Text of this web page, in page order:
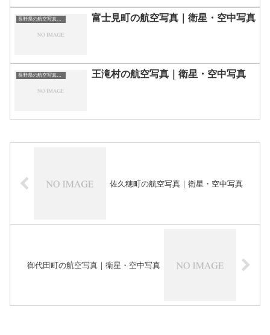
長野県の航空写真・空中写真 富士見町の航空写真｜衛星・空中写真
長野県の航空写真・空中写真 王滝村の航空写真｜衛星・空中写真
佐久穂町の航空写真｜衛星・空中写真
御代田町の航空写真｜衛星・空中写真